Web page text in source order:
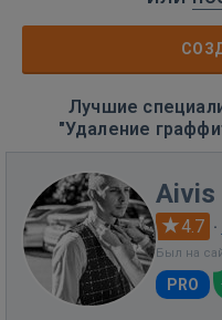
Лучшие
"Удаление
Aivis
4.7 ·
Был на
PRO